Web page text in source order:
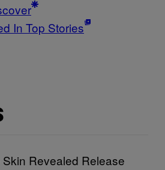
In Top Stories